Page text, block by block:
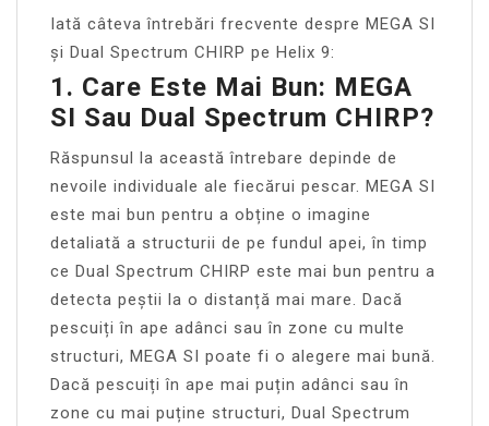
Iată câteva întrebări frecvente despre MEGA SI
și Dual Spectrum CHIRP pe Helix 9:
1. Care Este Mai Bun: MEGA
SI Sau Dual Spectrum CHIRP?
Răspunsul la această întrebare depinde de
nevoile individuale ale fiecărui pescar. MEGA SI
este mai bun pentru a obține o imagine
detaliată a structurii de pe fundul apei, în timp
ce Dual Spectrum CHIRP este mai bun pentru a
detecta peștii la o distanță mai mare. Dacă
pescuiți în ape adânci sau în zone cu multe
structuri, MEGA SI poate fi o alegere mai bună.
Dacă pescuiți în ape mai puțin adânci sau în
zone cu mai puține structuri, Dual Spectrum